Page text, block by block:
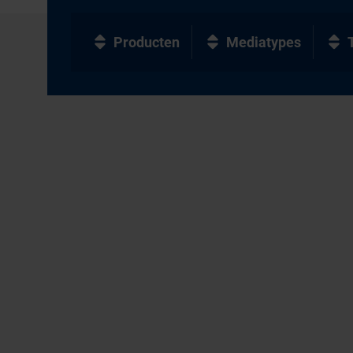
Producten Mediatypes